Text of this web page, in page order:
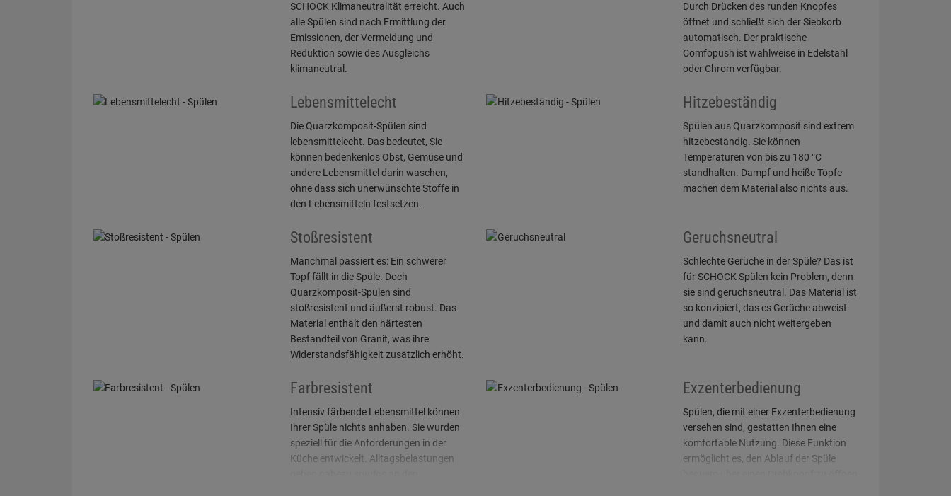
SCHOCK Klimaneutralität erreicht. Auch
alle Spülen sind nach Ermittlung der
Emissionen, der Vermeidung und
Reduktion sowie des Ausgleichs
klimaneutral.
Durch Drücken des runden Knopfes
öffnet und schließt sich der Siebkorb
automatisch. Der praktische
Comfopush ist wahlweise in Edelstahl
oder Chrom verfügbar.
Lebensmittelecht
Die Quarzkomposit-Spülen sind
lebensmittelecht. Das bedeutet, Sie
können bedenkenlos Obst, Gemüse und
andere Lebensmittel darin waschen,
ohne dass sich unerwünschte Stoffe in
den Lebensmitteln festsetzen.
Hitzebeständig
Spülen aus Quarzkomposit sind extrem
hitzebeständig. Sie können
Temperaturen von bis zu 180 °C
standhalten. Dampf und heiße Töpfe
machen dem Material also nichts aus.
Stoßresistent
Manchmal passiert es: Ein schwerer
Topf fällt in die Spüle. Doch
Quarzkomposit-Spülen sind
stoßresistent und äußerst robust. Das
Material enthält den härtesten
Bestandteil von Granit, was ihre
Widerstandsfähigkeit zusätzlich erhöht.
Geruchsneutral
Schlechte Gerüche in der Spüle? Das ist
für SCHOCK Spülen kein Problem, denn
sie sind geruchsneutral. Das Material ist
so konzipiert, das es Gerüche abweist
und damit auch nicht weitergeben
kann.
Farbresistent
Intensiv färbende Lebensmittel können
Ihrer Spüle nichts anhaben. Sie wurden
speziell für die Anforderungen in der
Küche entwickelt. Alltagsbelastungen
Exzenterbedienung
Spülen, die mit einer Exzenterbedienung
versehen sind, gestatten Ihnen eine
komfortable Nutzung. Diese Funktion
ermöglicht es, den Ablauf der Spüle